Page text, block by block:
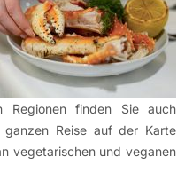
Regionen finden Sie auch
Reise auf der Karte
vegetarischen und veganen